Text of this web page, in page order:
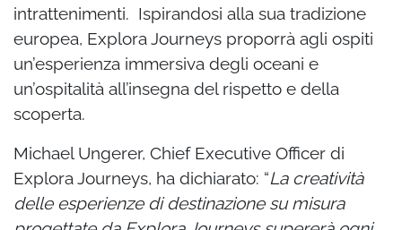
intrattenimenti. Ispirandosi alla sua tradizione
europea, Explora Journeys proporrà agli ospiti
un’esperienza immersiva degli oceani e
un’ospitalità all’insegna del rispetto e della
scoperta.
Michael Ungerer, Chief Executive Officer di
Explora Journeys, ha dichiarato: “La creatività
delle esperienze di destinazione su misura